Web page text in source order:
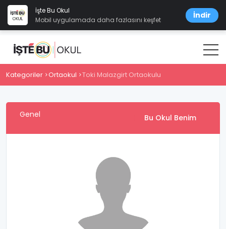
İşte Bu Okul
Mobil uygulamada daha fazlasını keşfet
İndir
Kategoriler Ortaokul Toki Malazgirt Ortaokulu
Genel Bu Okul Benim